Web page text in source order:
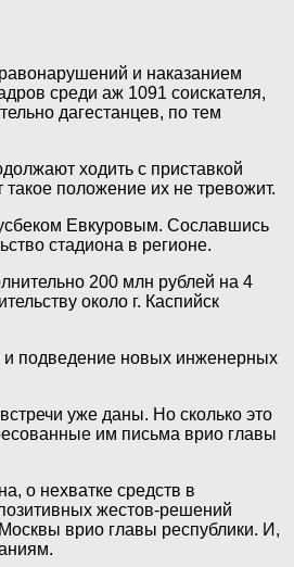
и наказанием
среди аж 1091 соискателя,
дагестанцев, по тем
ходить с приставкой
положение их не тревожит.
Евкуровым. Сославшись
стадиона в регионе.
200 млн рублей на 4
около г. Каспийск
и подведение новых инженерных
уже даны. Но сколько это
им письма врио главы
о нехватке средств в
жестов-решений
врио главы республики. И,